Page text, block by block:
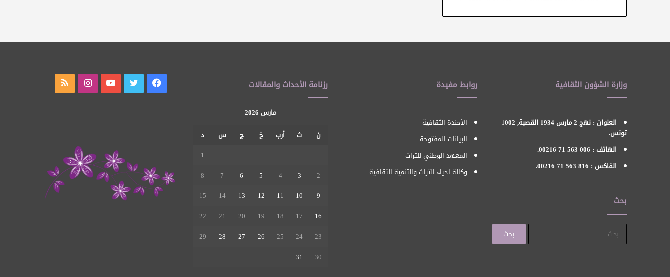
وزارة الشؤون الثقافية
العنوان : نهج 2 مارس 1934 القصبة, 1002
تونس.
الهاتف : 006 563 71 00216.
الفاكس : 816 563 71 00216.
بحث
روابط مفيدة
الأحندة الثقافية
البيانات المفتوحة
المعهد الوطني للتراث
وكالة احياء التراث والتنمية الثقافية
رزنامة الأحداث والمقالات
مارس 2026
ن
ث أرب خ ج س
د
1
2
3
4
5
6
7
8
9
10
11
12
13
14
15
16
17
18
19
20
21
22
23
24
25
26
27
28
29
30
31
فيسبوك تويتر يوتيوب انستقرام